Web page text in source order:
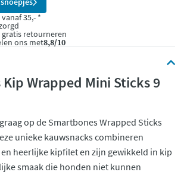
35,- *
gratis retourneren
ons met8,8/10
Wrapped Mini Sticks 9
op de Smartbones Wrapped Sticks
unieke kauwsnacks combineren
heerlijke kipfilet en zijn gewikkeld in kip
smaak die honden niet kunnen